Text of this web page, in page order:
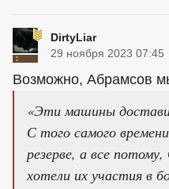
DirtyLiar
29 ноября 2023 07:45
Возможно, Абрамсов
«Эти машины
С того самого
резерве, а все
хотели их участия в